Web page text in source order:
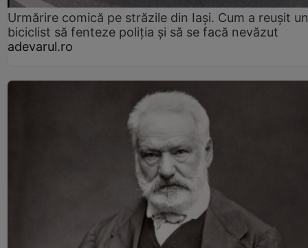
Urmărire comică pe străzile din Iași. Cum a reușit un
biciclist să fenteze poliția și să se facă nevăzut
adevarul.ro